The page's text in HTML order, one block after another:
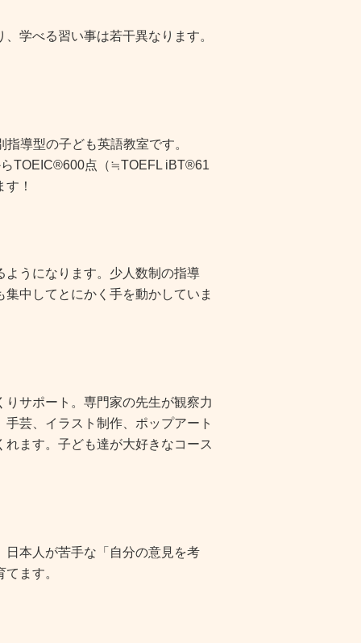
学べる習い事は若干異なります。
導型の子ども英語教室です。
TOEIC®600点（≒TOEFL iBT®61
！
うになります。少人数制の指導
中してとにかく手を動かしていま
サポート。専門家の先生が観察力
芸、イラスト制作、ポップアート
ます。子ども達が大好きなコース
本人が苦手な「自分の意見を考
ます。